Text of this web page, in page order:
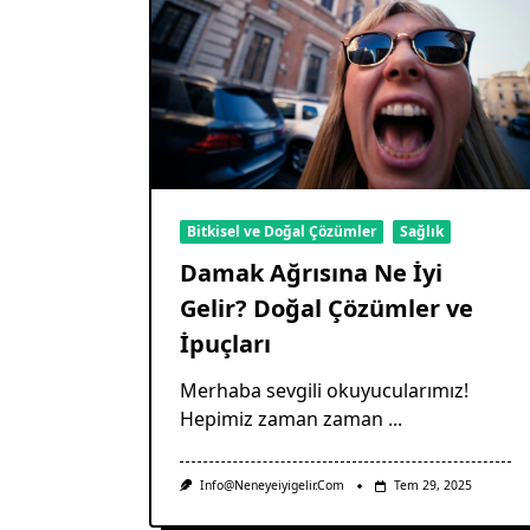
Bitkisel ve Doğal Çözümler Sağlık
Damak Ağrısına Ne İyi
Gelir? Doğal Çözümler ve
İpuçları
Merhaba sevgili okuyucularımız!
Hepimiz zaman zaman ...
Info@neneyeiyigelir.com Tem 29, 2025